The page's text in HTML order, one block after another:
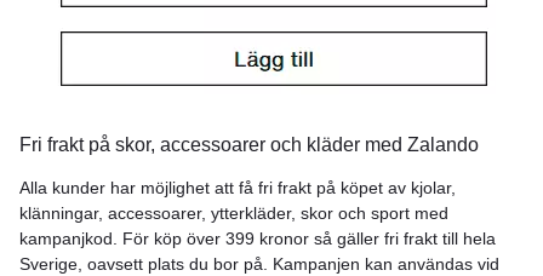
Fri frakt på skor, accessoarer och kläder med Zalando
Alla kunder har möjlighet att få fri frakt på köpet av kjolar,
klänningar, accessoarer, ytterkläder, skor och sport med
kampanjkod. För köp över 399 kronor så gäller fri frakt till hela
Sverige, oavsett plats du bor på. Kampanjen kan användas vid